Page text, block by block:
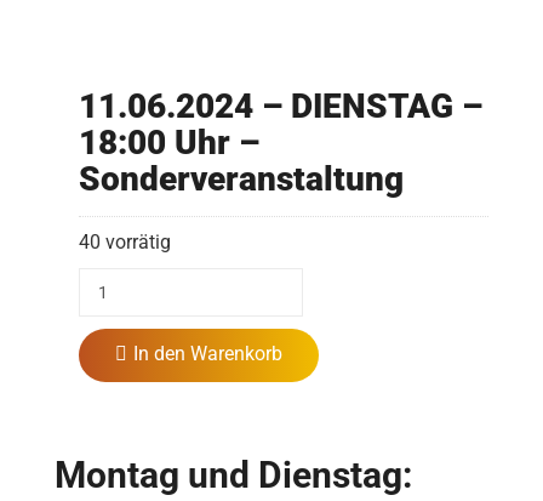
11.06.2024 – DIENSTAG –
18:00 Uhr –
Sonderveranstaltung
40 vorrätig
In den Warenkorb
Montag und Dienstag: